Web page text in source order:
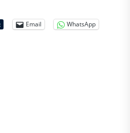
Email WhatsApp